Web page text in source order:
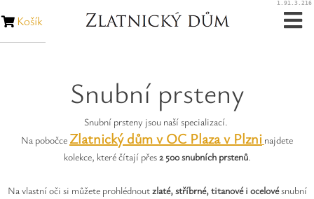
Snubní prsteny
Zakázková výroba
Opravy šperků
Košík
1.91.3.216
Snubní prsteny
Snubní prsteny jsou naší specializací.
Na pobočce Zlatnický dům v OC Plaza v Plzni najdete
kolekce, které čítají přes2 500 snubních prstenů.
Na vlastní oči si můžete prohlédnoutzlaté, stříbrné, titanové i ocelovésnubní